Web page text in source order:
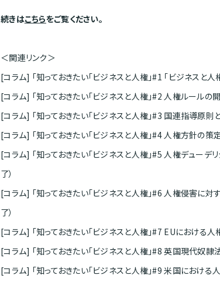
続きはこちらをご覧ください。
＜関連リンク＞
[コラム] 「知っておきたい「ビジネスと人権」#1 「ビジネスと
[コラム] 「知っておきたい「ビジネスと人権」#2 人権ルールの
[コラム] 「知っておきたい「ビジネスと人権」#3 国連指導原則
[コラム] 「知っておきたい「ビジネスと人権」#4 人権方針の
[コラム] 「知っておきたい「ビジネスと人権」#5 人権デュー
了）
[コラム] 「知っておきたい「ビジネスと人権」#6 人権侵害に
了）
[コラム] 「知っておきたい「ビジネスと人権」#7 EUにおける人
[コラム] 「知っておきたい「ビジネスと人権」#8 英国現代奴隷法
[コラム] 「知っておきたい「ビジネスと人権」#9 米国における